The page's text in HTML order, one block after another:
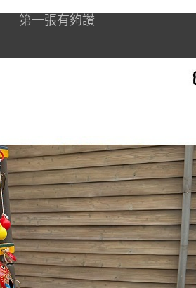
第一張有夠讚